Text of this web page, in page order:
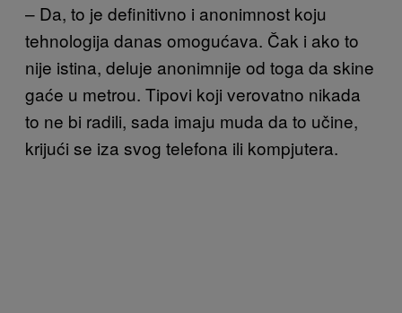
– Da, to je definitivno i anonimnost koju
tehnologija danas omogućava. Čak i ako to
nije istina, deluje anonimnije od toga da skine
gaće u metrou. Tipovi koji verovatno nikada
to ne bi radili, sada imaju muda da to učine,
krijući se iza svog telefona ili kompjutera.